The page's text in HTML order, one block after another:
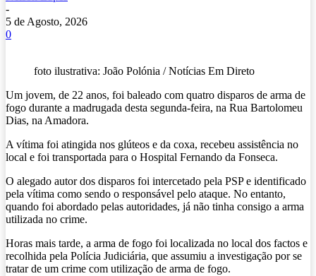
-
5 de Agosto, 2026
0
foto ilustrativa: João Polónia / Notícias Em Direto
Um jovem, de 22 anos, foi baleado com quatro disparos de arma de
fogo durante a madrugada desta segunda-feira, na Rua Bartolomeu
Dias, na Amadora.
A vítima foi atingida nos glúteos e da coxa, recebeu assistência no
local e foi transportada para o Hospital Fernando da Fonseca.
O alegado autor dos disparos foi intercetado pela PSP e identificado
pela vítima como sendo o responsável pelo ataque. No entanto,
quando foi abordado pelas autoridades, já não tinha consigo a arma
utilizada no crime.
Horas mais tarde, a arma de fogo foi localizada no local dos factos e
recolhida pela Polícia Judiciária, que assumiu a investigação por se
tratar de um crime com utilização de arma de fogo.